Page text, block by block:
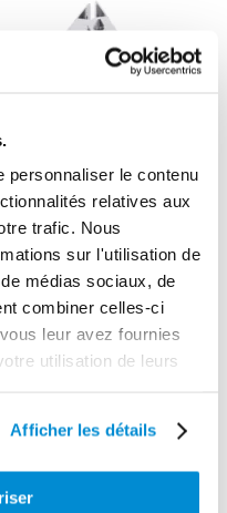
personnaliser le contenu
relatives aux
trafic. Nous
sur l'utilisation de
médias sociaux, de
combiner celles-ci
leur avez fournies
utilisation de leurs
Afficher les détails
Pivot
orientable
acier pour
enrouleur “Type